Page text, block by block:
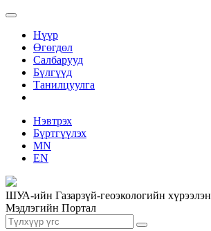
Нүүр
Өгөгдөл
Салбарууд
Бүлгүүд
Танилцуулга
Нэвтрэх
Бүртгүүлэх
MN
EN
ШУА-ийн Газарзүй-геоэкологийн хүрээлэн
Мэдлэгийн Портал